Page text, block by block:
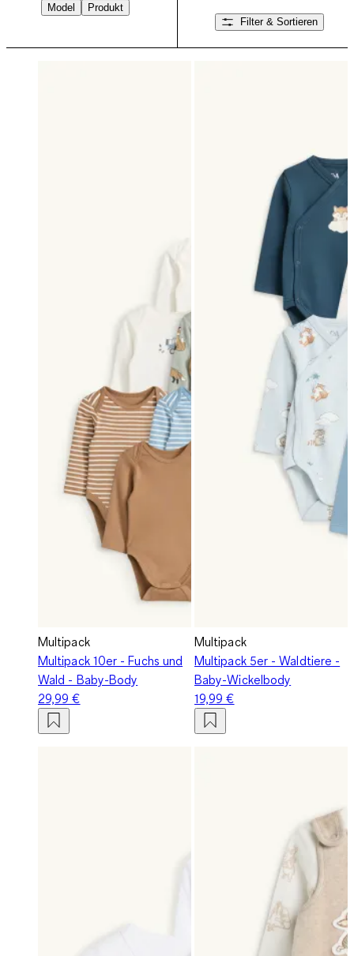
Model
Produkt
Filter & Sortieren
Multipack
Multipack 10er - Fuchs und
Wald - Baby-Body
29,99 €
Multipack
Multipack 5er - Waldtiere -
Baby-Wickelbody
19,99 €